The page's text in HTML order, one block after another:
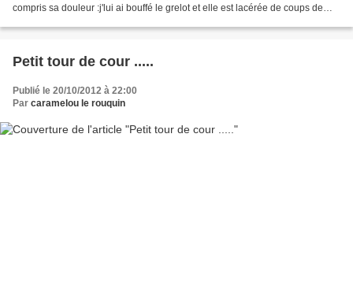
compris sa douleur :j'lui ai bouffé le grelot et elle est lacérée de coups de
Petit tour de cour .....
Publié le 20/10/2012 à 22:00
Par caramelou le rouquin